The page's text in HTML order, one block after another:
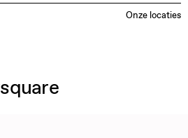
Onze locaties